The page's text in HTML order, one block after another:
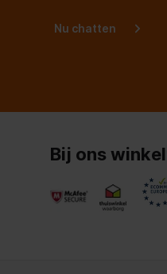
Nu chatten
Bij ons